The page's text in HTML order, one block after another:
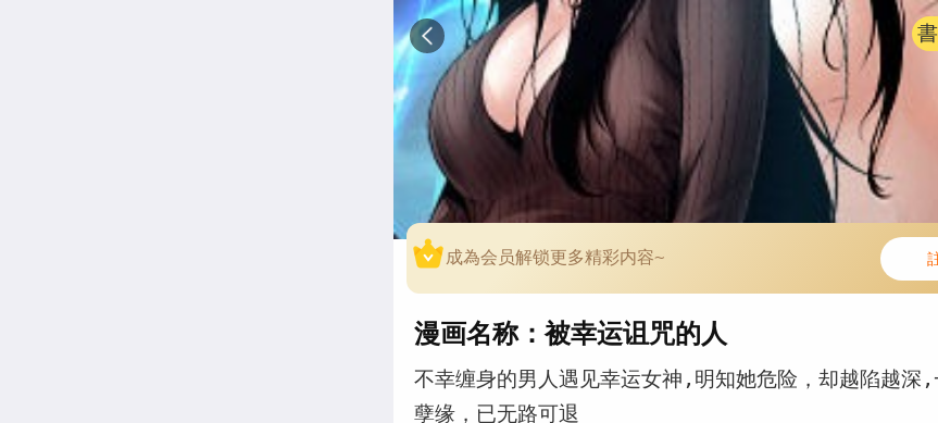
成為会员解锁更多精彩内容~
漫画名称：被幸运诅咒的人
不幸缠身的男人遇见幸运女神,明知她危险，却越陷越深,
孽缘，已无路可退